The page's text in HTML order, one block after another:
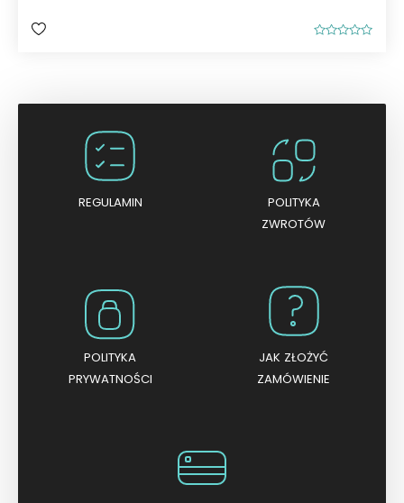
n
a
5
REGULAMIN
POLITYKA
ZWROTÓW
POLITYKA
PRYWATNOŚCI
JAK ZŁOŻYĆ
ZAMÓWIENIE